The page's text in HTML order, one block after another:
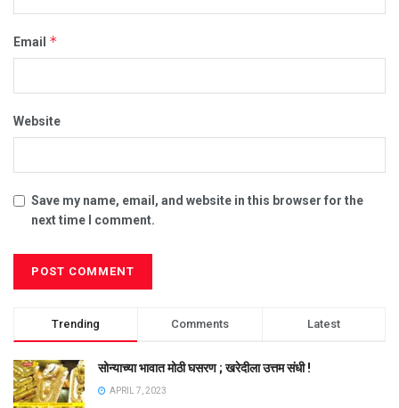
Email *
Website
Save my name, email, and website in this browser for the
next time I comment.
Trending Comments Latest
सोन्याच्या भावात मोठी घसरण ; खरेदीला उत्तम संधी !
APRIL 7, 2023